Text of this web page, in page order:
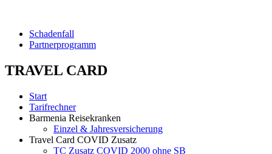
Schadenfall
Partnerprogramm
TRAVEL CARD
Start
Tarifrechner
Barmenia Reisekranken
Einzel & Jahresversicherung
Travel Card COVID Zusatz
TC Zusatz COVID 2000 ohne SB